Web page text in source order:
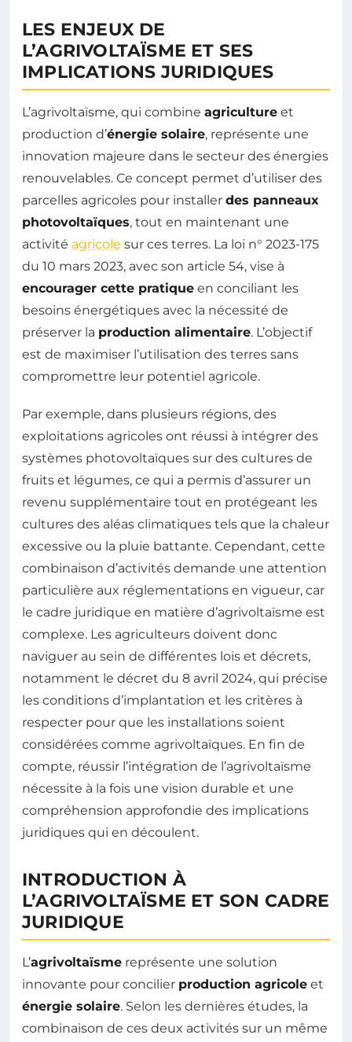
LES ENJEUX DE
L’AGRIVOLTAÏSME ET SES
IMPLICATIONS JURIDIQUES
L’agrivoltaïsme, qui combine agriculture et
production d’énergie solaire, représente une
innovation majeure dans le secteur des énergies
renouvelables. Ce concept permet d’utiliser des
parcelles agricoles pour installer des panneaux
photovoltaïques, tout en maintenant une
activité agricole sur ces terres. La loi n° 2023-175
du 10 mars 2023, avec son article 54, vise à
encourager cette pratique en conciliant les
besoins énergétiques avec la nécessité de
préserver la production alimentaire. L’objectif
est de maximiser l’utilisation des terres sans
compromettre leur potentiel agricole.
Par exemple, dans plusieurs régions, des
exploitations agricoles ont réussi à intégrer des
systèmes photovoltaïques sur des cultures de
fruits et légumes, ce qui a permis d’assurer un
revenu supplémentaire tout en protégeant les
cultures des aléas climatiques tels que la chaleur
excessive ou la pluie battante. Cependant, cette
combinaison d’activités demande une attention
particulière aux réglementations en vigueur, car
le cadre juridique en matière d’agrivoltaïsme est
complexe. Les agriculteurs doivent donc
naviguer au sein de différentes lois et décrets,
notamment le décret du 8 avril 2024, qui précise
les conditions d’implantation et les critères à
respecter pour que les installations soient
considérées comme agrivoltaïques. En fin de
compte, réussir l’intégration de l’agrivoltaïsme
nécessite à la fois une vision durable et une
compréhension approfondie des implications
juridiques qui en découlent.
INTRODUCTION À
L’AGRIVOLTAÏSME ET SON CADRE
JURIDIQUE
L’agrivoltaïsme représente une solution
innovante pour concilier production agricole et
énergie solaire. Selon les dernières études, la
combinaison de ces deux activités sur un même